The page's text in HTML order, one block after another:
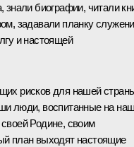
биографии, читали
задавали планку
и настоящей
рисков для нашей
люди, воспитанные на
Родине, своим
план выходят настоящие